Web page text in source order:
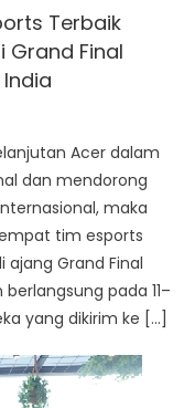
Terbaik
Grand Final
Acer dalam
dan mendorong
maka
tim esports
ajang Grand Final
pada 11–
yang dikirim ke […]